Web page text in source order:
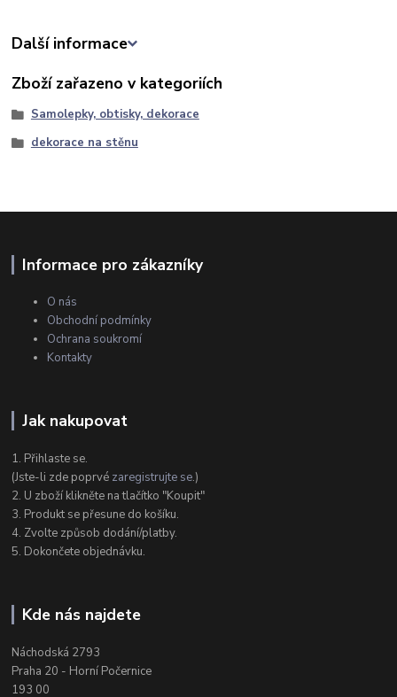
Další informace
Zboží zařazeno v kategoriích
Samolepky, obtisky, dekorace
dekorace na stěnu
Informace pro zákazníky
O nás
Obchodní podmínky
Ochrana soukromí
Kontakty
Jak nakupovat
1. Přihlaste se.
(Jste-li zde poprvé zaregistrujte se.)
2. U zboží klikněte na tlačítko "Koupit"
3. Produkt se přesune do košíku.
4. Zvolte způsob dodání/platby.
5. Dokončete objednávku.
Kde nás najdete
Náchodská 2793
Praha 20 - Horní Počernice
193 00